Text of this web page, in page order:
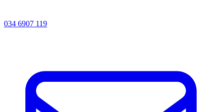
034 6907 119